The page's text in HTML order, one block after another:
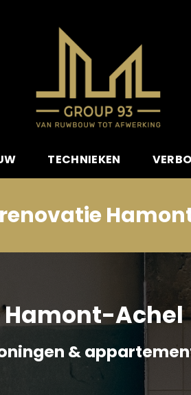
TECHNIEKEN
Achel
&